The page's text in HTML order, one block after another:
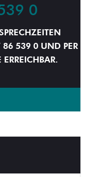
0
539 0 UND PER